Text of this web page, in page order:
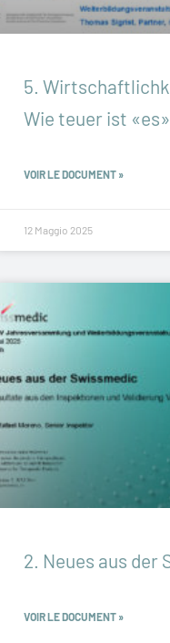
5.
Wie teuer ist
VOIR LE DOCUMENT »
12 Maggio 2025
2. Neues aus der
VOIR LE DOCUMENT »